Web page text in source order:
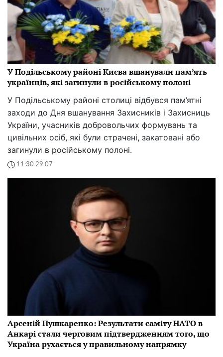
У Подільському районі Києва вшанували пам’ять
українців, які загинули в російському полоні
У Подільському районі столиці відбувся пам’ятні
заходи до Дня вшанування Захисників і Захисниць
України, учасників добровольчих формувань та
цивільних осіб, які були страчені, закатовані або
загинули в російському полоні.
11:30 29.07
Арсеній Пушкаренко: Результати саміту НАТО в
Анкарі стали черговим підтвердженням того, що
Україна рухається у правильному напрямку